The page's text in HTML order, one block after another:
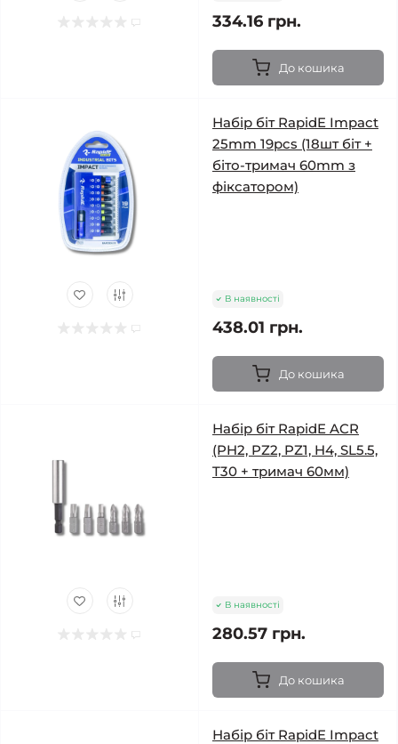
334.16 грн.
До кошика
Набір біт RapidE Impact
25mm 19pcs (18шт біт +
біто-тримач 60mm з
фіксатором)
В наявності
438.01 грн.
До кошика
Набір біт RapidE ACR
(PH2, PZ2, PZ1, H4, SL5.5,
T30 + тримач 60мм)
В наявності
280.57 грн.
До кошика
Набір біт RapidE Impact